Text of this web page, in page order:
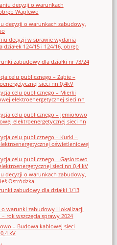
decyzji o warunkach
Waplewo
decyzji o warunkach zabudowy,
decyzji w sprawie wydania
124/15 i 124/16, obręb
zabudowy dla działki nr 73/24
celu publicznego – Ząbie –
sieci nn 0,4kV
celu publicznego – Mierki
elektroenergetycznej sieci nn
celu publicznego – Jemiołowo
elektroenergetycznej sieci nn
celu publicznego – Kurki –
oświetleniowej
celu publicznego – Gąsiorowo
sieci nn 0,4 kV
decyzji o warunkach zabudowy,
Ostródzka
zabudowy dla działki 1/13
o warunki zabudowy i lokalizacji
rok wszczęcia sprawy 2024
– Budowa kablowej sieci
kV